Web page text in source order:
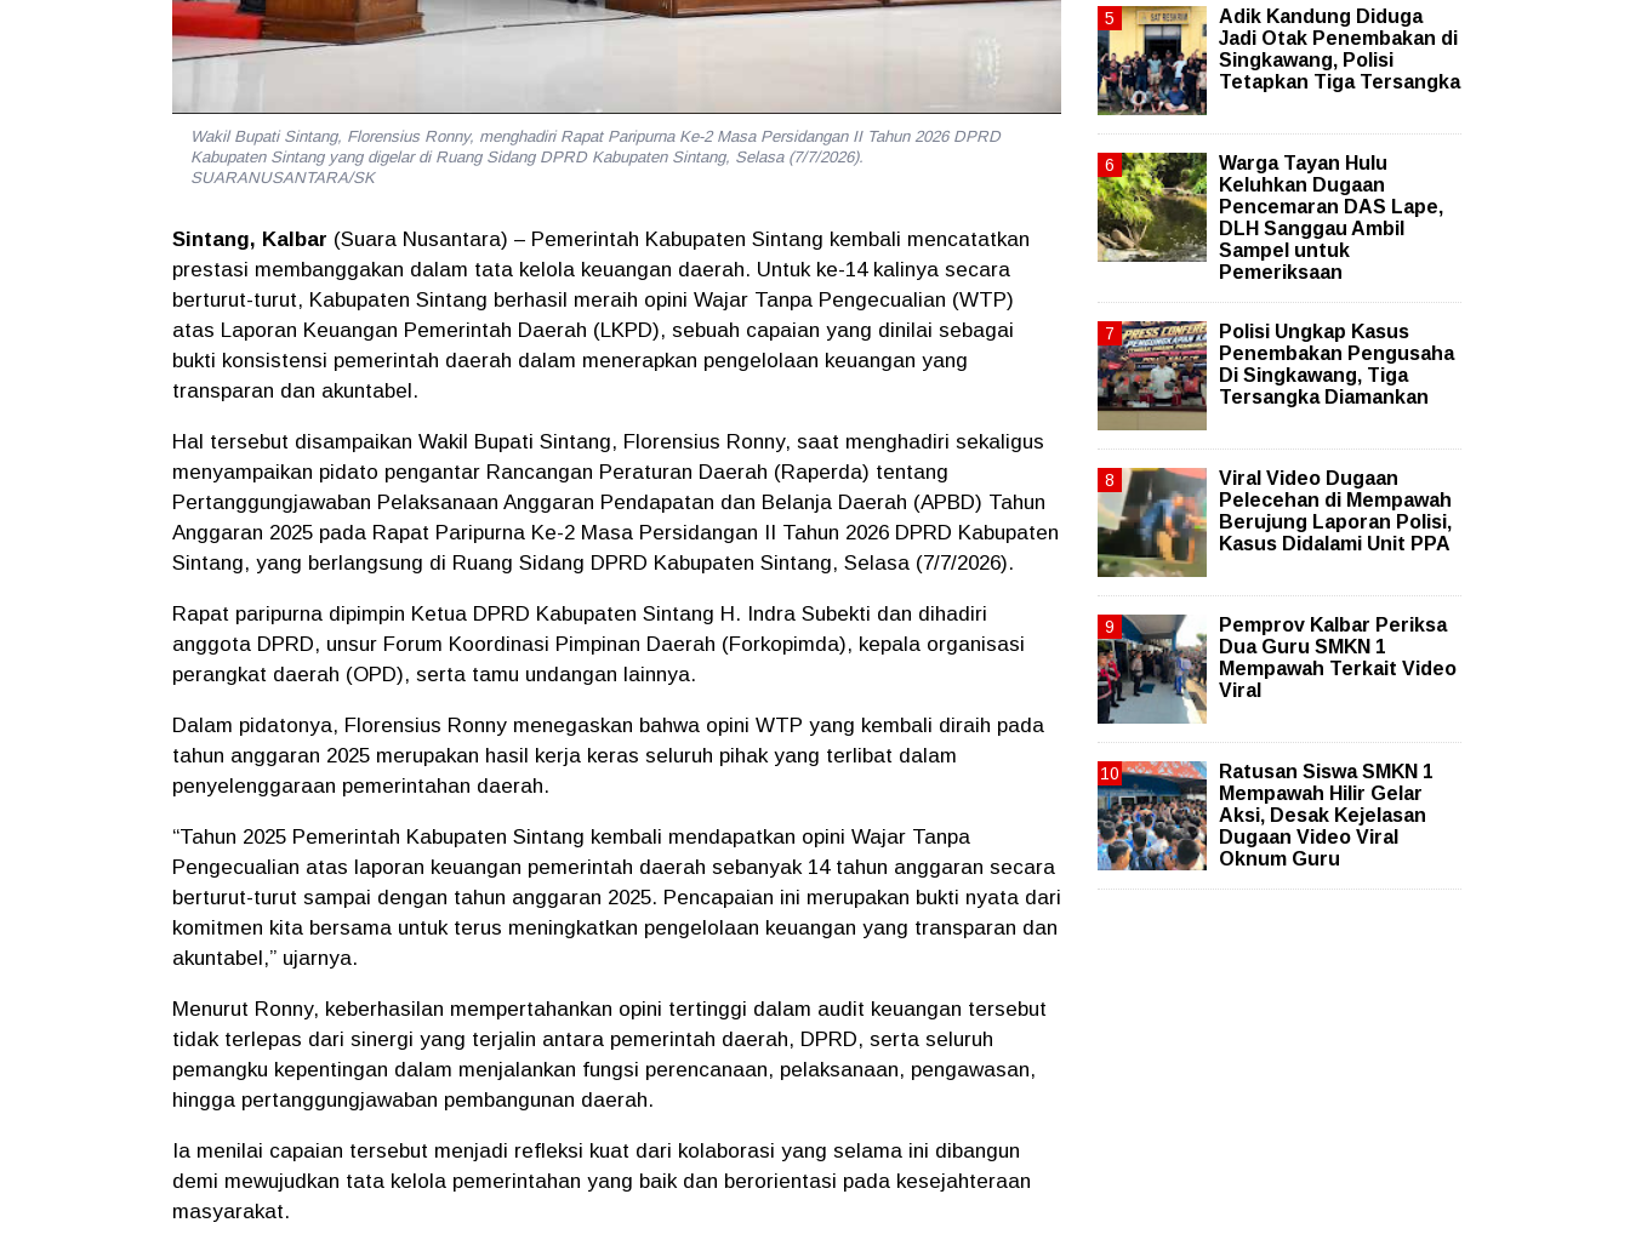
Wakil Bupati Sintang, Florensius Ronny, menghadiri Rapat Paripurna Ke-2 Masa Persidangan II Tahun 2026 DPRD
Kabupaten Sintang yang digelar di Ruang Sidang DPRD Kabupaten Sintang, Selasa (7/7/2026).
SUARANUSANTARA/SK
Sintang, Kalbar (Suara Nusantara) – Pemerintah Kabupaten Sintang kembali mencatatkan
prestasi membanggakan dalam tata kelola keuangan daerah. Untuk ke-14 kalinya secara
berturut-turut, Kabupaten Sintang berhasil meraih opini Wajar Tanpa Pengecualian (WTP)
atas Laporan Keuangan Pemerintah Daerah (LKPD), sebuah capaian yang dinilai sebagai
bukti konsistensi pemerintah daerah dalam menerapkan pengelolaan keuangan yang
transparan dan akuntabel.
Hal tersebut disampaikan Wakil Bupati Sintang, Florensius Ronny, saat menghadiri sekaligus
menyampaikan pidato pengantar Rancangan Peraturan Daerah (Raperda) tentang
Pertanggungjawaban Pelaksanaan Anggaran Pendapatan dan Belanja Daerah (APBD) Tahun
Anggaran 2025 pada Rapat Paripurna Ke-2 Masa Persidangan II Tahun 2026 DPRD Kabupaten
Sintang, yang berlangsung di Ruang Sidang DPRD Kabupaten Sintang, Selasa (7/7/2026).
Rapat paripurna dipimpin Ketua DPRD Kabupaten Sintang H. Indra Subekti dan dihadiri
anggota DPRD, unsur Forum Koordinasi Pimpinan Daerah (Forkopimda), kepala organisasi
perangkat daerah (OPD), serta tamu undangan lainnya.
Dalam pidatonya, Florensius Ronny menegaskan bahwa opini WTP yang kembali diraih pada
tahun anggaran 2025 merupakan hasil kerja keras seluruh pihak yang terlibat dalam
penyelenggaraan pemerintahan daerah.
“Tahun 2025 Pemerintah Kabupaten Sintang kembali mendapatkan opini Wajar Tanpa
Pengecualian atas laporan keuangan pemerintah daerah sebanyak 14 tahun anggaran secara
berturut-turut sampai dengan tahun anggaran 2025. Pencapaian ini merupakan bukti nyata dari
komitmen kita bersama untuk terus meningkatkan pengelolaan keuangan yang transparan dan
akuntabel,” ujarnya.
Menurut Ronny, keberhasilan mempertahankan opini tertinggi dalam audit keuangan tersebut
tidak terlepas dari sinergi yang terjalin antara pemerintah daerah, DPRD, serta seluruh
pemangku kepentingan dalam menjalankan fungsi perencanaan, pelaksanaan, pengawasan,
hingga pertanggungjawaban pembangunan daerah.
Ia menilai capaian tersebut menjadi refleksi kuat dari kolaborasi yang selama ini dibangun
demi mewujudkan tata kelola pemerintahan yang baik dan berorientasi pada kesejahteraan
masyarakat.
Adik Kandung Diduga
Jadi Otak Penembakan di
Singkawang, Polisi
Tetapkan Tiga Tersangka
Warga Tayan Hulu
Keluhkan Dugaan
Pencemaran DAS Lape,
DLH Sanggau Ambil
Sampel untuk
Pemeriksaan
Polisi Ungkap Kasus
Penembakan Pengusaha
Di Singkawang, Tiga
Tersangka Diamankan
Viral Video Dugaan
Pelecehan di Mempawah
Berujung Laporan Polisi,
Kasus Didalami Unit PPA
Pemprov Kalbar Periksa
Dua Guru SMKN 1
Mempawah Terkait Video
Viral
Ratusan Siswa SMKN 1
Mempawah Hilir Gelar
Aksi, Desak Kejelasan
Dugaan Video Viral
Oknum Guru